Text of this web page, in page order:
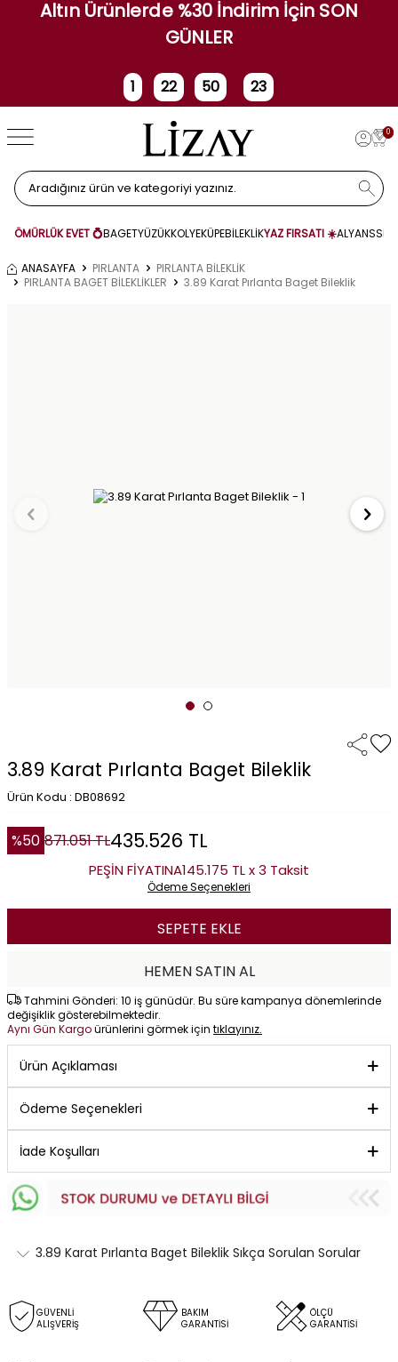
Altın Ürünlerde %30 İndirim İçin SON
GÜNLER
1
Gün
22
Saat
50 23
0
ÖMÜRLÜK EVET 💍BAGETYÜZÜKKOLYEKÜPEBİLEKLİKYAZ FIRSATI ☀️ALYANS
ANASAYFA PIRLANTA
PIRLANTA BİLEKLİK
PIRLANTA BAGET BİLEKLİKLER
3.89 Karat Pırlanta Baget Bileklik
3.89 Karat Pırlanta Baget Bileklik
Ürün Kodu : DB08692
%50 871.051TL435.526 TL
PEŞİN FİYATINA145.175 TL x 3 Taksit
Ödeme Seçenekleri
SEPETE EKLE
HEMEN SATIN AL
Tahmini Gönderi: 10 iş günüdür. Bu süre kampanya dönemlerinde
değişiklik gösterebilmektedir.
Aynı Gün Kargoürünlerini görmek için tıklayınız.
Ürün Açıklaması
Ödeme Seçenekleri
İade Koşulları
3.89 Karat Pırlanta Baget Bileklik Sıkça Sorulan Sorular
GÜVENLİ
ALIŞVERİŞ
BAKIM
GARANTİSİ
ÖLÇÜ
GARANTİSİ